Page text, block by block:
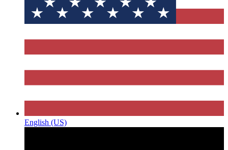
English (US)